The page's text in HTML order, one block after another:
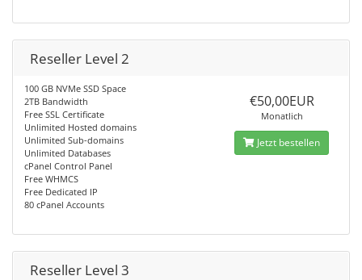
Reseller Level 2
100 GB NVMe SSD Space
2TB Bandwidth
Free SSL Certificate
Unlimited Hosted domains
Unlimited Sub-domains
Unlimited Databases
cPanel Control Panel
Free WHMCS
Free Dedicated IP
80 cPanel Accounts
€50,00EUR
Monatlich
Jetzt bestellen
Reseller Level 3